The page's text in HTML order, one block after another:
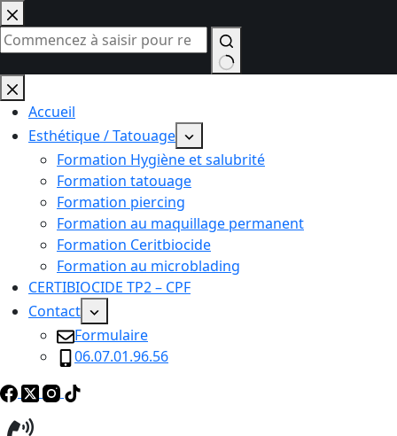
Passer
au
contenu
Aucun
résultatAccueil
Esthétique / Tatouage
Formation Hygiène et salubrité
Formation tatouage
Formation piercing
Formation au maquillage permanent
Formation Ceritbiocide
Formation au microblading
CERTIBIOCIDE TP2 – CPF
Contact
Formulaire
06.07.01.96.56